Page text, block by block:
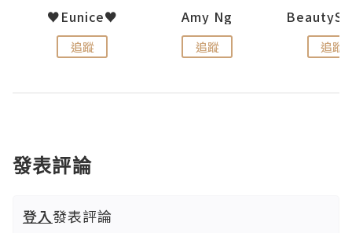
♥Eunice♥
追蹤
Amy Ng
追蹤 追蹤
發表評論
登入發表評論